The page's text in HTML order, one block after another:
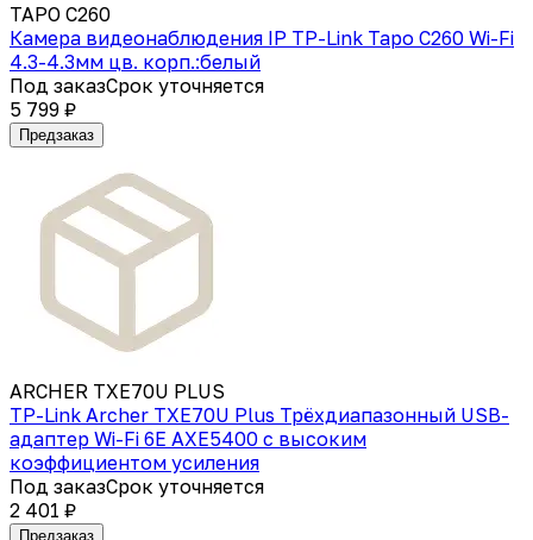
TAPO C260
Камера видеонаблюдения IP TP-Link Tapo C260 Wi-Fi
4.3-4.3мм цв. корп.:белый
Под заказСрок уточняется
5 799 ₽
Предзаказ
ARCHER TXE70U PLUS
TP-Link Archer TXE70U Plus Трёхдиапазонный USB-
адаптер Wi-Fi 6E AXE5400 с высоким
коэффициентом усиления
Под заказСрок уточняется
2 401 ₽
Предзаказ